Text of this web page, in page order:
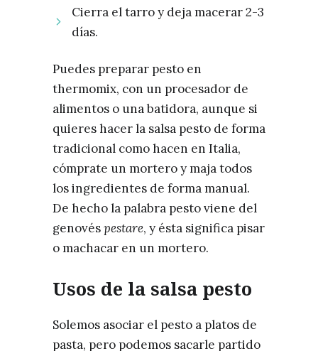
Cierra el tarro y deja macerar 2-3
días.
Puedes preparar pesto en
thermomix, con un procesador de
alimentos o una batidora, aunque si
quieres hacer la salsa pesto de forma
tradicional como hacen en Italia,
cómprate un mortero y maja todos
los ingredientes de forma manual.
De hecho la palabra pesto viene del
genovéspestare, y ésta significa pisar
o machacar en un mortero.
Usos de la salsa pesto
Solemos asociar el pesto a platos de
pasta, pero podemos sacarle partido